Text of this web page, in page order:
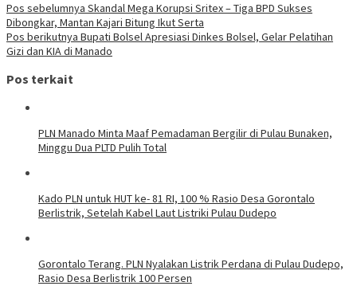
Pos sebelumnya Skandal Mega Korupsi Sritex – Tiga BPD Sukses
Dibongkar, Mantan Kajari Bitung Ikut Serta
Pos berikutnya Bupati Bolsel Apresiasi Dinkes Bolsel, Gelar Pelatihan
Gizi dan KIA di Manado
Pos terkait
PLN Manado Minta Maaf Pemadaman Bergilir di Pulau Bunaken,
Minggu Dua PLTD Pulih Total
Kado PLN untuk HUT ke- 81 RI, 100 % Rasio Desa Gorontalo
Berlistrik, Setelah Kabel Laut Listriki Pulau Dudepo
Gorontalo Terang. PLN Nyalakan Listrik Perdana di Pulau Dudepo,
Rasio Desa Berlistrik 100 Persen